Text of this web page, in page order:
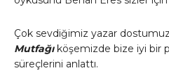
Çok sevdiğimiz yazar
Mutfağıköşemizde bize iyi bir
süreçlerini anlattı.